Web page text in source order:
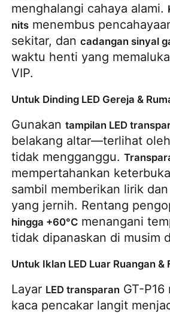
menghalangi cahaya alami.
nits menembus
sekitar, dan cadangan sinyal
waktu henti yang
VIP.
Untuk Dinding LED Gereja &
Gunakan tampilan LED
belakang altar—terlihat
tidak mengganggu.
mempertahankan
sambil memberikan lirik
yang jernih. Rentang
hingga +60°C menangani
tidak dipanaskan di musim
Untuk Iklan LED Luar Ruangan &
Layar LED transparan GT-P16
kaca pencakar langit